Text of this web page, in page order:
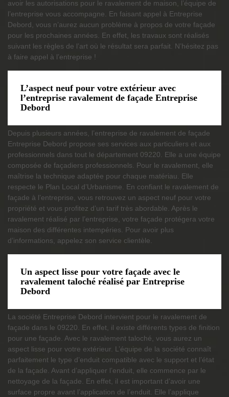
avoir les autorisations pour le ravalement de maison, l’équipe de
l’entreprise vous accompagne. En faisant appel à Entreprise
Debord, vous n’aurez aucun problème à propos de votre façade
pour les prochaines années. En effet, les travaux sont réalisés
suivant les règles de l’art où le résultat sera parfait. N’hésitez pas
à faire appel à l’entreprise !
L’aspect neuf pour votre extérieur avec
l’entreprise ravalement de façade Entreprise
Debord
Depuis plusieurs années, l’entreprise de ravalement de façade
Entreprise Debord propose ses services aux particuliers et aux
professionnels dans tout le département 09220. Elle a une équipe
composée de façadiers professionnels. Pour le ravalement, elle
maîtrise la technique adaptée pour chaque matériau. Elle
respecte le Plan Local d’Urbanisme. En confiant le ravalement de
façade à l’entreprise, vous retrouvez un aspect neuf pour votre
propriété et vous profitez d’un tarif très abordable. Après le
ravalement réalisé par l’entreprise, votre façade protégera votre
maison des différentes intempéries. Pour avoir plus
d’informations, appelez son service clientèle.
Un aspect lisse pour votre façade avec le
ravalement taloché réalisé par Entreprise
Debord
La société Entreprise Debord intervient pour le ravalement de
façade dans le 09220. En effet, il existe différents types de finition
pour une façade. Avec le ravalement taloché, vous aurez un
aspect lisse pour votre extérieur. L’équipe de la société connaît
parfaitement le type d’enduit compatible avec le support et l’état
de la façade. Avant d’appliquer l’enduit, elle commence par le
nettoyage de la façade. En effet, il est important d’avoir une
surface propre avant l’application de l’enduit. Elle l’applique